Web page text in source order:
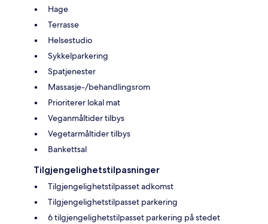
Hage
Terrasse
Helsestudio
Sykkelparkering
Spatjenester
Massasje-/behandlingsrom
Prioriterer lokal mat
Veganmåltider tilbys
Vegetarmåltider tilbys
Bankettsal
Tilgjengelighetstilpasninger
Tilgjengelighetstilpasset adkomst
Tilgjengelighetstilpasset parkering
6 tilgjengelighetstilpasset parkering på stedet